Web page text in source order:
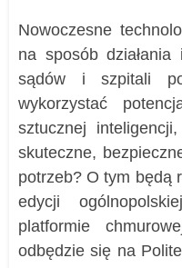
Nowoczesne
na sposób
sądów i szpitali
wykorzystać
sztucznej
skuteczne,
potrzeb? O tym będą
edycji
platformie
odbędzie się na